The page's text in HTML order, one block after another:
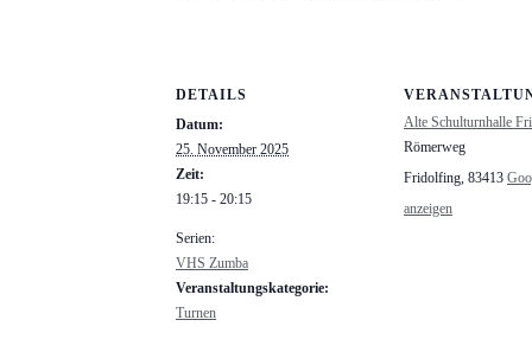
DETAILS
Datum:
25. November 2025
Zeit:
19:15 - 20:15
Serien:
VHS Zumba
Veranstaltungskategorie:
Turnen
Alte Schulturnhalle
Römerweg
Fridolfing, 83413
anzeigen